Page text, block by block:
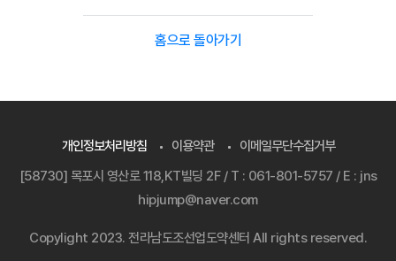
홈으로 돌아가기
개인정보처리방침 이용약관
이메일무단수집거부
[58730] 목포시 영산로 118,KT빌딩 2F / T : 061-801-5757 / E : jns
hipjump@naver.com
Copylight 2023. 전라남도조선업도약센터 All rights reserved.